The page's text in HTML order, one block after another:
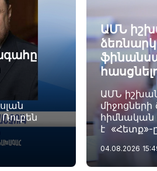
ԱՄՆ
ԱՄՆ
միջոցների
հիմնական
է «Հետք»-
04.08.2026